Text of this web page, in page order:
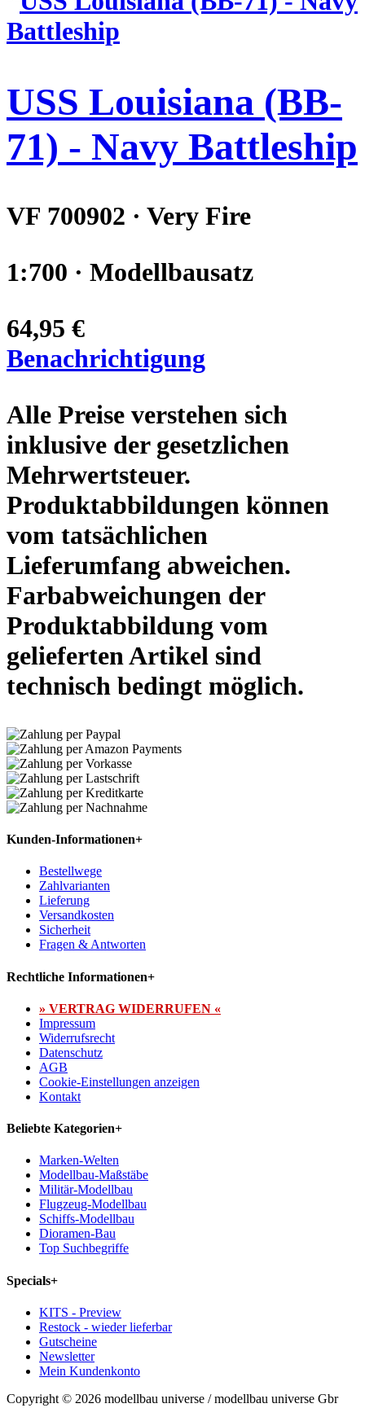
USS Louisiana (BB-
71) - Navy Battleship
VF 700902 · Very Fire
1:700 · Modellbausatz
64,95 €
Benachrichtigung
Alle Preise verstehen sich
inklusive der gesetzlichen
Mehrwertsteuer.
Produktabbildungen können
vom tatsächlichen
Lieferumfang abweichen.
Farbabweichungen der
Produktabbildung vom
gelieferten Artikel sind
technisch bedingt möglich.
Kunden-Informationen+
Bestellwege
Zahlvarianten
Lieferung
Versandkosten
Sicherheit
Fragen & Antworten
Rechtliche Informationen+
» VERTRAG WIDERRUFEN «
Impressum
Widerrufsrecht
Datenschutz
AGB
Cookie-Einstellungen anzeigen
Kontakt
Beliebte Kategorien+
Marken-Welten
Modellbau-Maßstäbe
Militär-Modellbau
Flugzeug-Modellbau
Schiffs-Modellbau
Dioramen-Bau
Top Suchbegriffe
Specials+
KITS - Preview
Restock - wieder lieferbar
Gutscheine
Newsletter
Mein Kundenkonto
Copyright © 2026 modellbau universe / modellbau universe Gbr